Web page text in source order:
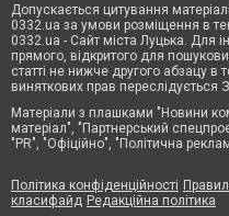
Допускається цитування
0332.ua за умови розміщення в
0332.ua - Сайт міста Луцька. Для
прямого, відкритого для
статті не нижче другого абзацу в
виняткових прав переслідується
Матеріали з плашками "Новини
матеріал", "Партнерський
"PR", "Офіційно", "Політична
Політика конфіденційності
класифайд Редакційна політика